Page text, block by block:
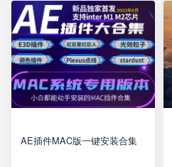
AE插件MAC版一键安装合集